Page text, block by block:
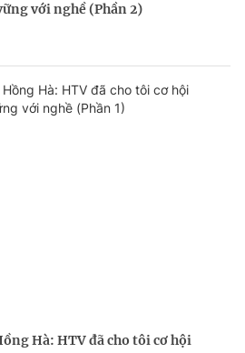
với nghề (Phần 2)
Hà: HTV đã cho tôi cơ hội